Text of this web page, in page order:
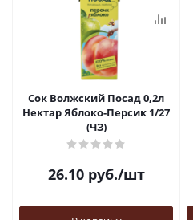
Сок Волжский Посад 0,2л
Нектар Яблоко-Персик 1/27
(ЧЗ)
26.10руб./шт